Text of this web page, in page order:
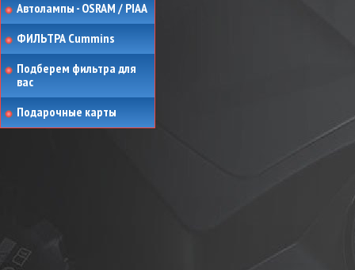
Автолампы - OSRAM / PIAA
ФИЛЬТРА Cummins
Подберем фильтра для
вас
Подарочные карты